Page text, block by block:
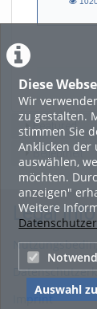
Diese
Wir
zu gestalten.
stimmen Sie
Anklicken der
auswählen,
möchten.
anzeigen"
Weitere
Auswahl
Featured
Beliebtheit
Legal Info
Imprint